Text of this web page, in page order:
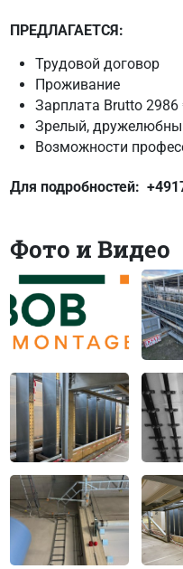
ПРЕДЛАГАЕТСЯ:
Трудовой договор
Проживание
Зарплата Brutto 2986
Зрелый,
Возможности
Для подробностей:
Фото и Видео